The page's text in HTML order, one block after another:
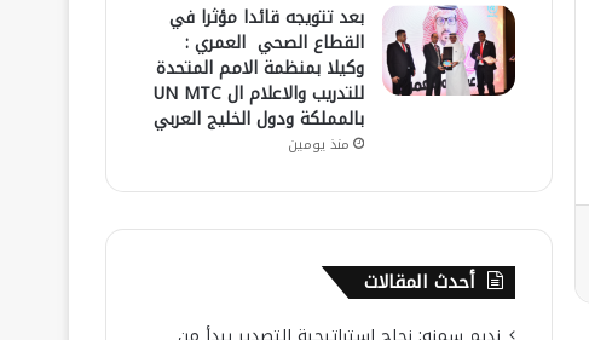
بعد تتويجه قائدا مؤثرا في
القطاع الصحي العمري :
وكيلا بمنظمة الامم المتحدة
للتدريب والاعلام ال UN MTC
بالمملكة ودول الخليج العربي
منذ يومين
أحدث المقالات